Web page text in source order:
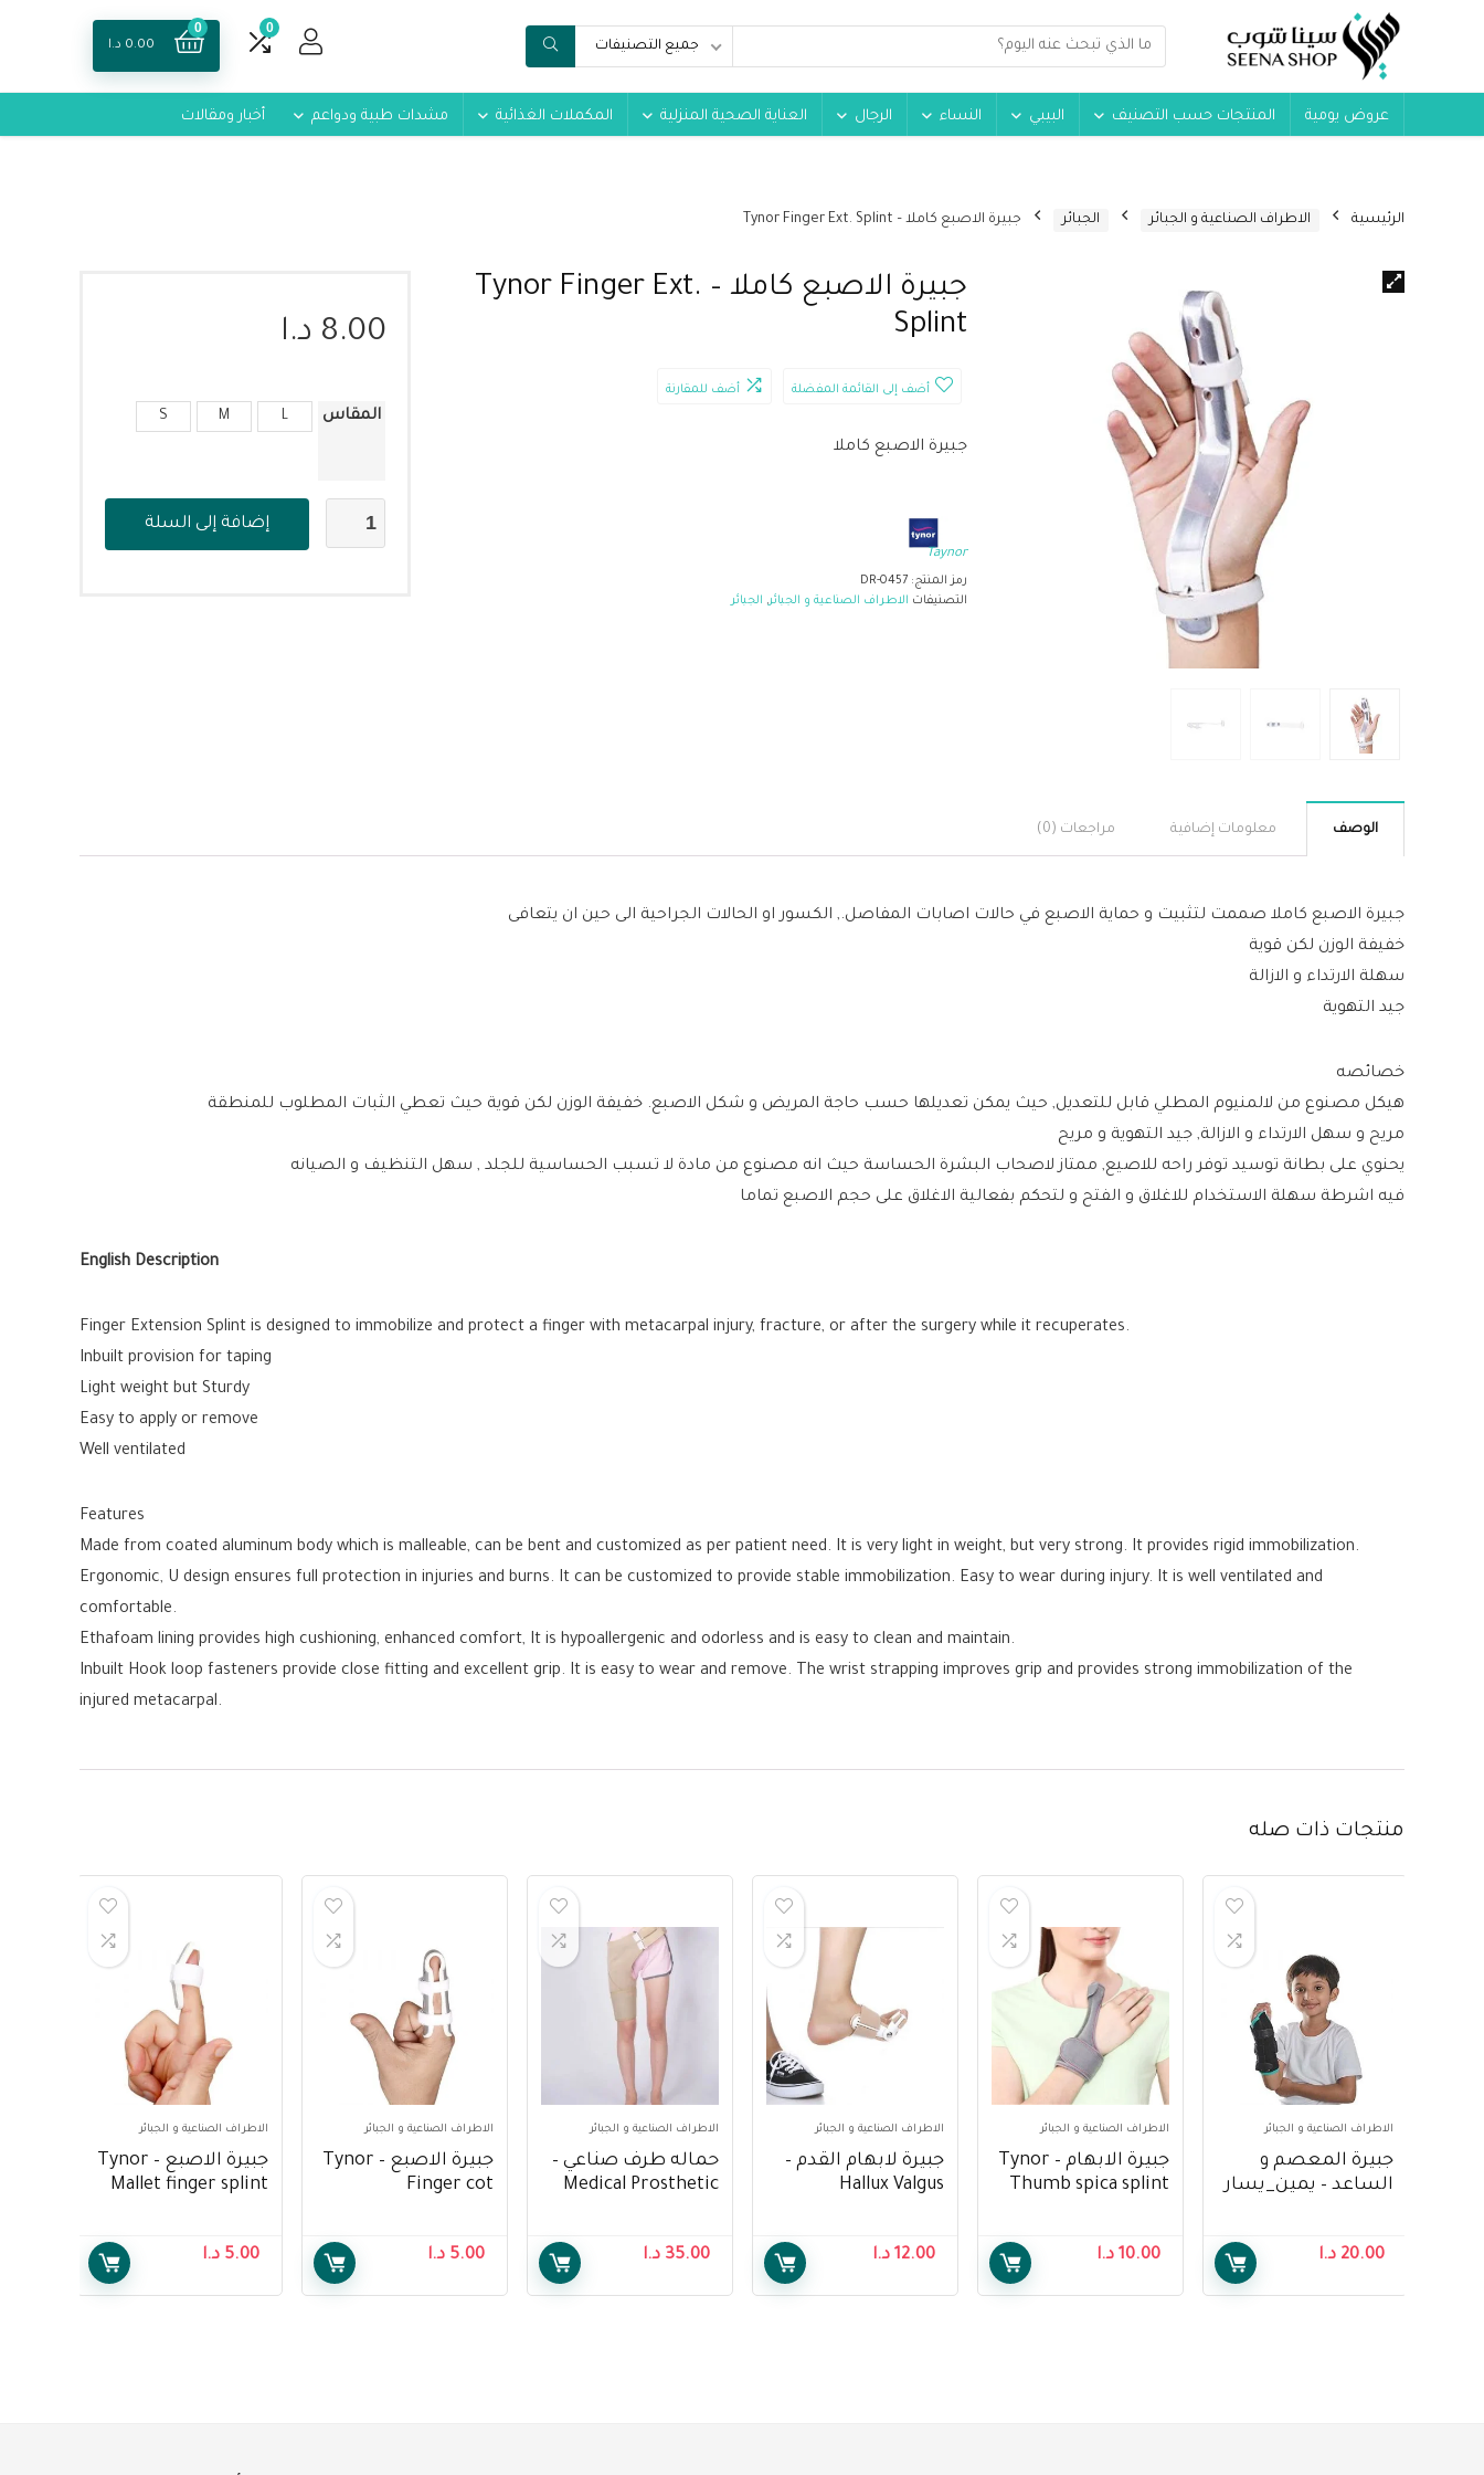
جميع التصنيفات
0
0
0.00 د.ا
عروض يومية المنتجات حسب التصنيف البيبي النساء الرجال العناية الصحية المنزلية المكملات الغذائية مشدات طبية ودواعم أخبار ومقالات
الرئيسية الاطراف الصناعية و الجبائر الجبائر جبيرة الاصبع كاملا – Tynor Finger Ext. Splint
جبيرة الاصبع كاملا – Tynor Finger Ext.
Splint
أضف إلى القائمة المفضلة أضف للمقارنة
جبيرة الاصبع كاملا
Taynor
رمز المنتج: DR-0457
التصنيفات الاطراف الصناعية و الجبائر, الجبائر
8.00 د.ا
المقاس L
M
S
إضافة إلى السلة
الوصف معلومات إضافية مراجعات (0)
جبيرة الاصبع كاملا صممت لتثبيت و حماية الاصبع في حالات اصابات المفاصل., الكسور او الحالات الجراحية الى حين ان يتعافى
خفيفة الوزن لكن قوية
سهلة الارتداء و الازالة
جيد التهوية
خصائصه
هيكل مصنوع من لالمنيوم المطلي قابل للتعديل, حيث يمكن تعديلها حسب حاجة المريض و شكل الاصبع. خفيفة الوزن لكن قوية حيث تعطي الثبات المطلوب للمنطقة
مريح و سهل الارتداء و الازالة, جيد التهوية و مريح
يحنوي على بطانة توسيد توفر راحه للاصيع, ممتاز لاصحاب البشرة الحساسة حيث انه مصنوع من مادة لا تسبب الحساسية للجلد , سهل التنظيف و الصيانه
فيه اشرطة سهلة الاستخدام للاغلاق و الفتح و لتحكم بفعالية الاغلاق على حجم الاصبع تماما
English Description
Finger Extension Splint is designed to immobilize and protect a finger with metacarpal injury, fracture, or after the surgery while it recuperates.
Inbuilt provision for taping
Light weight but Sturdy
Easy to apply or remove
Well ventilated
Features
Made from coated aluminum body which is malleable, can be bent and customized as per patient need. It is very light in weight, but very strong. It provides rigid immobilization.
Ergonomic, U design ensures full protection in injuries and burns. It can be customized to provide stable immobilization. Easy to wear during injury. It is well ventilated and
comfortable.
Ethafoam lining provides high cushioning, enhanced comfort, It is hypoallergenic and odorless and is easy to clean and maintain.
Inbuilt Hook loop fasteners provide close fitting and excellent grip. It is easy to wear and remove. The wrist strapping improves grip and provides strong immobilization of the
injured metacarpal.
منتجات ذات صله
الاطراف الصناعية و الجبائر
جبيرة المعصم و
الساعد – يمين_يسار
(Right _ Left)
20.00 د.ا
الاطراف الصناعية و الجبائر
جبيرة الابهام – Tynor
Thumb spica splint
10.00 د.ا
الاطراف الصناعية و الجبائر
جبيرة لابهام القدم –
Hallux Valgus
12.00 د.ا
الاطراف الصناعية و الجبائر
حماله طرف صناعي –
Medical Prosthetic
35.00 د.ا
الاطراف الصناعية و الجبائر
جبيرة الاصبع – Tynor
Finger cot
5.00 د.ا
الاطراف الصناعية و الجبائر
جبيرة الاصبع – Tynor
Mallet finger splint
5.00 د.ا